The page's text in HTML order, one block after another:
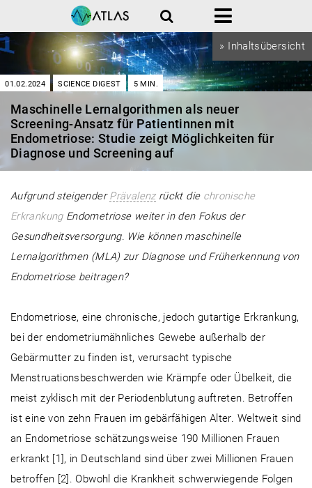
» Inhaltsübersicht
Suche Menü
01.02.2024 SCIENCE DIGEST 5 MIN.
Maschinelle Lernalgorithmen als neuer
Screening-Ansatz für Patientinnen mit
Endometriose: Studie zeigt Möglichkeiten für
Diagnose und Screening auf
Aufgrund steigenderPrävalenzrückt die chronische
ErkrankungEndometriose weiter in den Fokus der
Gesundheitsversorgung. Wie können maschinelle
Lernalgorithmen (MLA) zur Diagnose und Früherkennung von
Endometriose beitragen?
Endometriose, eine chronische, jedoch gutartige Erkrankung,
bei der endometriumähnliches Gewebe außerhalb der
Gebärmutter zu finden ist, verursacht typische
Menstruationsbeschwerden wie Krämpfe oder Übelkeit, die
meist zyklisch mit der Periodenblutung auftreten. Betroffen
ist eine von zehn Frauen im gebärfähigen Alter. Weltweit sind
an Endometriose schätzungsweise 190 Millionen Frauen
erkrankt [1], in Deutschland sind über zwei Millionen Frauen
betroffen [2]. Obwohl die Krankheit schwerwiegende Folgen